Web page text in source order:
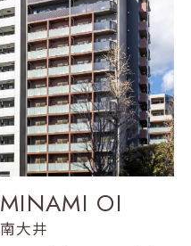
MINAMI OI
南大井